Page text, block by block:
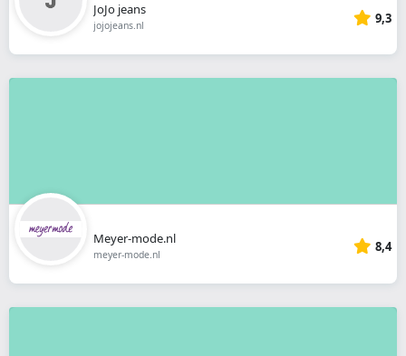
JoJo jeans
jojojeans.nl 9,3
Meyer-mode.nl
meyer-mode.nl 8,4